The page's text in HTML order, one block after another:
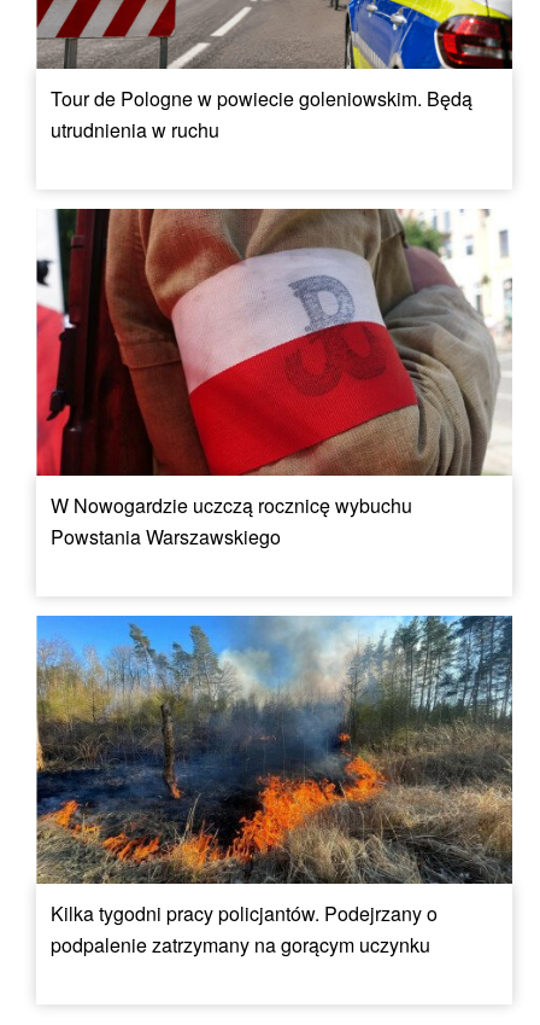
Tour de Pologne w powiecie goleniowskim. Będą
utrudnienia w ruchu
W Nowogardzie uczczą rocznicę wybuchu
Powstania Warszawskiego
Kilka tygodni pracy policjantów. Podejrzany o
podpalenie zatrzymany na gorącym uczynku